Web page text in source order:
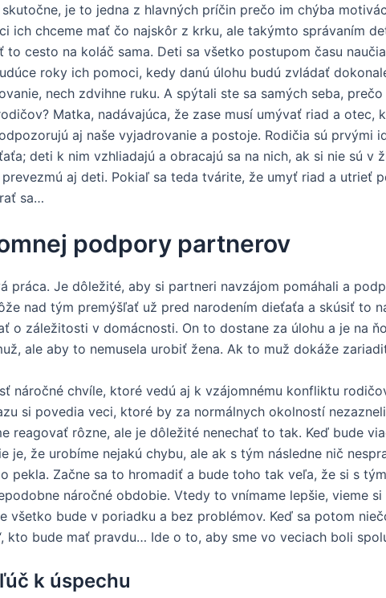
je to jedna z hlavných príčin prečo im chýba
ich chceme mať čo najskôr z krku, ale takýmto správaním
cesto na koláč sama. Deti sa všetko postupom času
roky ich pomoci, kedy danú úlohu budú zvládať
nech zdvihne ruku. A spýtali ste sa samých seba,
Matka, nadávajúca, že zase musí umývať riad a otec,
aj naše vyjadrovanie a postoje. Rodičia sú prvými
deti k nim vzhliadajú a obracajú sa na nich, ak si nie sú v
aj deti. Pokiaľ sa teda tvárite, že umyť riad a utrieť
sa…
podpory partnerov
práca. Je dôležité, aby si partneri navzájom pomáhali a
nad tým premýšľať už pred narodením dieťaťa a skúsiť to
o záležitosti v domácnosti. On to dostane za úlohu a je na
ale aby to nemusela urobiť žena. Ak to muž dokáže
náročné chvíle, ktoré vedú aj k vzájomnému konfliktu
si povedia veci, ktoré by za normálnych okolností
reagovať rôzne, ale je dôležité nenechať to tak. Keď bude
je, že urobíme nejakú chybu, ale ak s tým následne nič
pekla. Začne sa to hromadiť a bude toho tak veľa, že si s
náročné obdobie. Vtedy to vnímame lepšie, vieme
všetko bude v poriadku a bez problémov. Keď sa potom
kto bude mať pravdu… Ide o to, aby sme vo veciach boli
k úspechu